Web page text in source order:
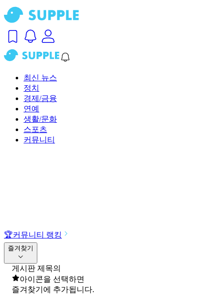
최신 뉴스
정치
경제/금융
연예
생활/문화
스포츠
커뮤니티
🏆커뮤니티 랭킹
즐겨찾기
게시판 제목의
아이콘을 선택하면
즐겨찾기에 추가됩니다.